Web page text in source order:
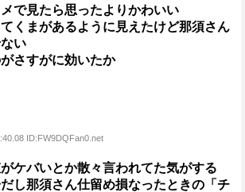
で見たら思ったよりかわいい
くまがあるように見えたけど那須さん
い
さすがに効いたか
ID:FW9DQFan0.net
ケバいとか散々言われてた気がする
し那須さん仕留め損なったときの「チ